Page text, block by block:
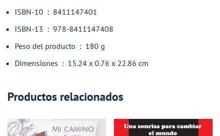
ISBN-10 ‏ : ‎ 8411147401
ISBN-13 ‏ : ‎ 978-8411147408
Peso del producto ‏ : ‎ 180 g
Dimensiones ‏ : ‎ 15.24 x 0.76 x 22.86 cm
Productos relacionados